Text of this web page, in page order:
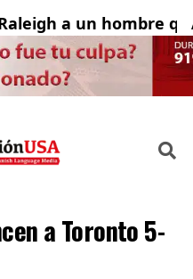
a un hombre
a Toronto 5-